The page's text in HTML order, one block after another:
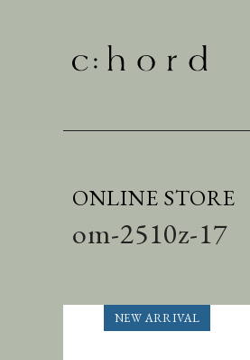
ONLINE STORE
om-2510z-17